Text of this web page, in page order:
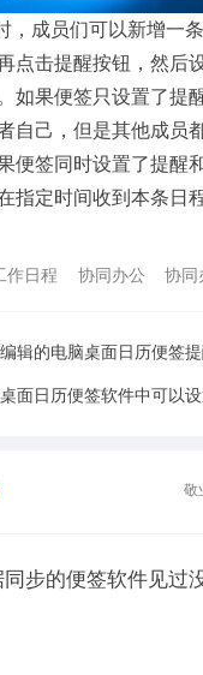
，成员们可以新增一
点击提醒按钮，然后
如果便签只设置了提
自己，但是其他成员
便签同时设置了提醒
指定时间收到本条日
作日程 协同办公 协同
辑的电脑桌面日历便签
面日历便签软件中可以
敬
步的便签软件见过